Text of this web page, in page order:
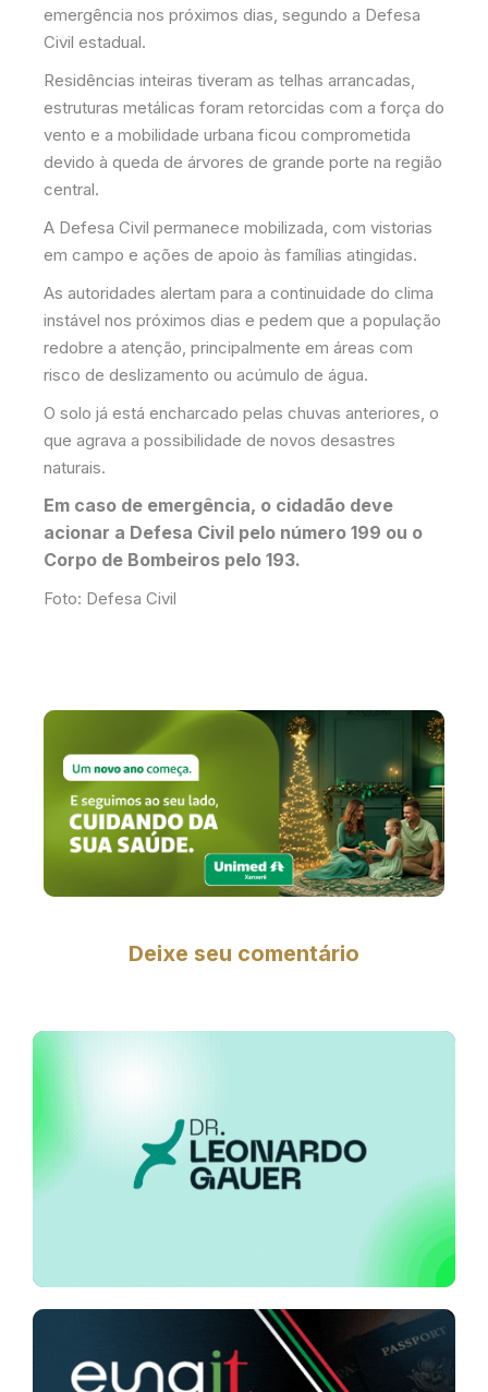
emergência nos próximos dias, segundo a Defesa
Civil estadual.
Residências inteiras tiveram as telhas arrancadas,
estruturas metálicas foram retorcidas com a força do
vento e a mobilidade urbana ficou comprometida
devido à queda de árvores de grande porte na região
central.
A Defesa Civil permanece mobilizada, com vistorias
em campo e ações de apoio às famílias atingidas.
As autoridades alertam para a continuidade do clima
instável nos próximos dias e pedem que a população
redobre a atenção, principalmente em áreas com
risco de deslizamento ou acúmulo de água.
O solo já está encharcado pelas chuvas anteriores, o
que agrava a possibilidade de novos desastres
naturais.
Em caso de emergência, o cidadão deve
acionar a Defesa Civil pelo número 199 ou o
Corpo de Bombeiros pelo 193.
Foto: Defesa Civil
Deixe seu comentário